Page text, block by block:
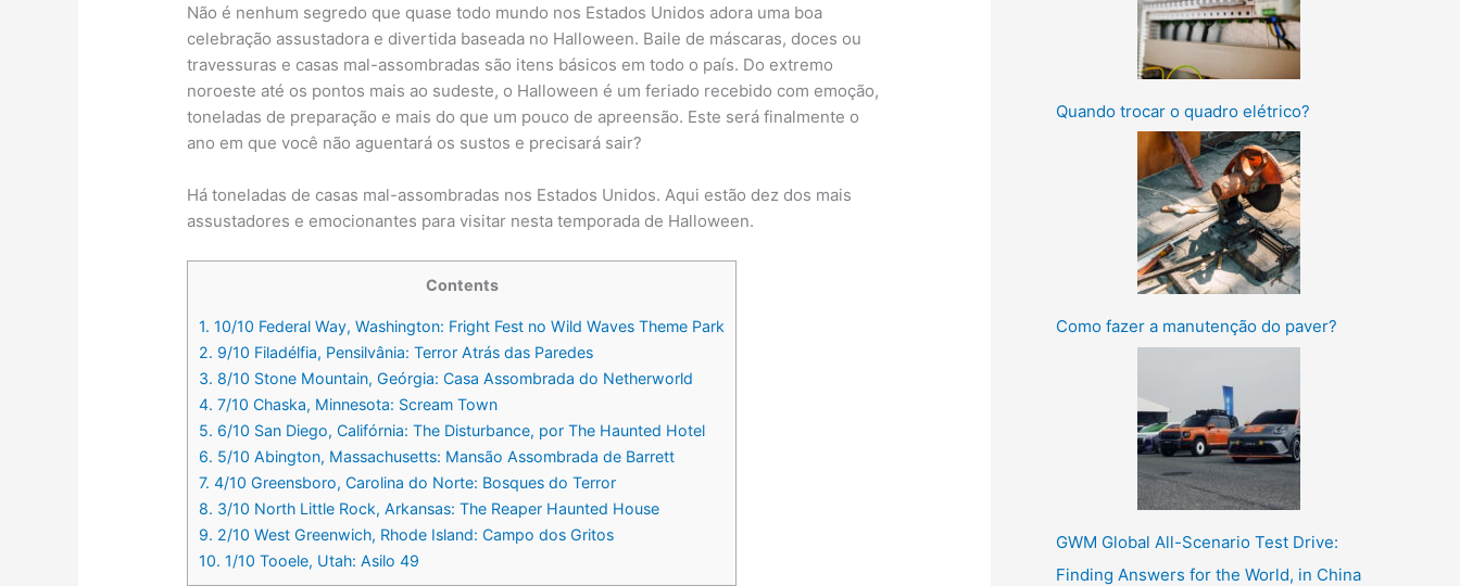
Não é nenhum segredo que quase todo mundo nos Estados Unidos adora uma boa
celebração assustadora e divertida baseada no Halloween. Baile de máscaras, doces ou
travessuras e casas mal-assombradas são itens básicos em todo o país. Do extremo
noroeste até os pontos mais ao sudeste, o Halloween é um feriado recebido com emoção,
toneladas de preparação e mais do que um pouco de apreensão. Este será finalmente o
ano em que você não aguentará os sustos e precisará sair?
Há toneladas de casas mal-assombradas nos Estados Unidos. Aqui estão dez dos mais
assustadores e emocionantes para visitar nesta temporada de Halloween.
Contents
1. 10/10 Federal Way, Washington: Fright Fest no Wild Waves Theme Park
2. 9/10 Filadélfia, Pensilvânia: Terror Atrás das Paredes
3. 8/10 Stone Mountain, Geórgia: Casa Assombrada do Netherworld
4. 7/10 Chaska, Minnesota: Scream Town
5. 6/10 San Diego, Califórnia: The Disturbance, por The Haunted Hotel
6. 5/10 Abington, Massachusetts: Mansão Assombrada de Barrett
7. 4/10 Greensboro, Carolina do Norte: Bosques do Terror
8. 3/10 North Little Rock, Arkansas: The Reaper Haunted House
9. 2/10 West Greenwich, Rhode Island: Campo dos Gritos
10. 1/10 Tooele, Utah: Asilo 49
Quando trocar o quadro elétrico?
Como fazer a manutenção do paver?
GWM Global All-Scenario Test Drive:
Finding Answers for the World, in China